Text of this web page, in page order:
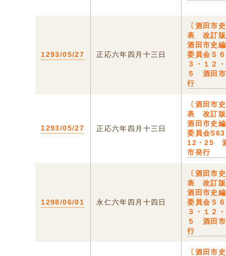
1293/05/27 正応六年四月十三日
〔酒田市
表 改訂
酒田市史
委員会Ｓ６
３・１２
５ 酒田
行
1293/05/27 正応六年四月十三日
〔酒田市
表 改訂
酒田市史
委員会
12・25
市発行
1298/06/01 永仁六年四月十四日
〔酒田市
表 改訂
酒田市史
委員会Ｓ６
３・１２
５ 酒田
行
〔酒田市